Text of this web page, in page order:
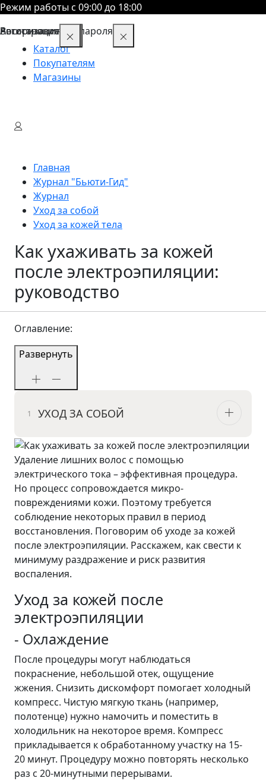
Режим работы с 09:00 до 18:00
Каталог
Покупателям
Магазины
Главная
Журнал "Бьюти-Гид"
Журнал
Уход за собой
Уход за кожей тела
Как ухаживать за кожей
после электроэпиляции:
руководство
Оглавление:
Развернуть
УХОД ЗА СОБОЙ
Удаление лишних волос с помощью
электрического тока – эффективная процедура.
Но процесс сопровождается микро-
повреждениями кожи. Поэтому требуется
соблюдение некоторых правил в период
восстановления. Поговорим об уходе за кожей
после электроэпиляции. Расскажем, как свести к
минимуму раздражение и риск развития
воспаления.
Уход за кожей после
электроэпиляции
- Охлаждение
После процедуры могут наблюдаться
покраснение, небольшой отек, ощущение
жжения. Снизить дискомфорт помогает холодный
компресс. Чистую мягкую ткань (например,
полотенце) нужно намочить и поместить в
холодильник на некоторое время. Компресс
прикладывается к обработанному участку на 15-
20 минут. Процедуру можно повторять несколько
раз с 20-минутными перерывами.
Восстановление пароля
Авторизация
Регистрация